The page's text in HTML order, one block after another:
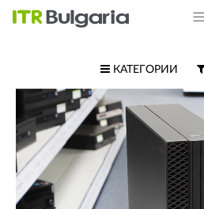
КАТЕГОРИИ